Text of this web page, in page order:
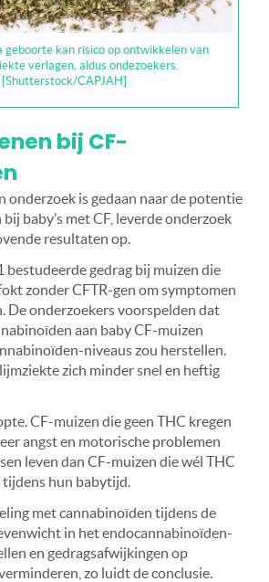
geboorte kan risico op ontwikkelen van
verlagen, aldus ondezoekers.
[Shutterstock/CAPJAH]
bij CF-
onderzoek is gedaan naar de potentie
baby’s met CF, leverde onderzoek
resultaten op.
bestudeerde gedrag bij muizen die
zonder CFTR-gen om symptomen
De onderzoekers voorspelden dat
aan baby CF-muizen
niveaus zou herstellen.
zich minder snel en heftig
CF-muizen die geen THC kregen
angst en motorische problemen
leven dan CF-muizen die wél THC
hun babytijd.
met cannabinoïden tijdens de
in het endocannabinoïden-
en gedragsafwijkingen op
zo luidt de conclusie.